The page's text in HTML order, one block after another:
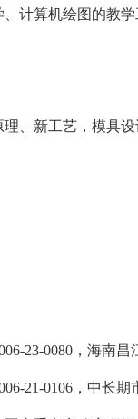
计算机绘图的教学
新工艺，模具设
23-0080 ，海南
21-0106 ，中长